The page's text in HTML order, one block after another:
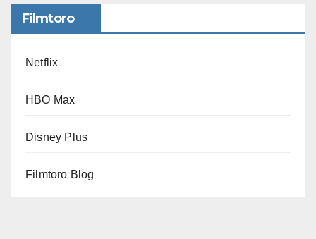
Filmtoro
Netflix
HBO Max
Disney Plus
Filmtoro Blog